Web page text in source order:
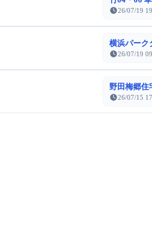
26/07/19
横浜パーク
26/07/19
野田梅郷住
26/07/15